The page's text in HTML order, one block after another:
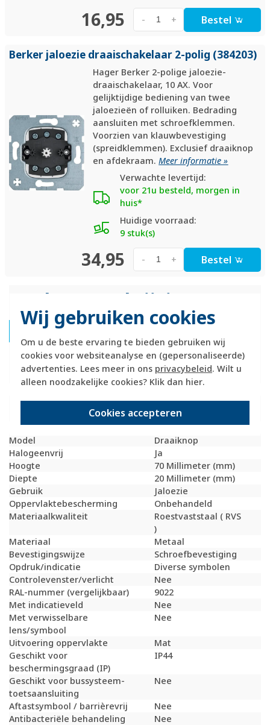
Wij gebruiken cookies
Om u de beste ervaring te bieden gebruiken wij
cookies voor websiteanalyse en (gepersonaliseerde)
advertenties. Lees meer in ons privacybeleid. Wilt u
alleen noodzakelijke cookies? Klik dan hier.
Cookies accepteren
16,95 +
- Bestel
Berker jaloezie draaischakelaar 2-polig (384203)
Hager Berker 2-polige jaloezie-
draaischakelaar, 10 AX. Voor
gelijktijdige bediening van twee
jaloezieën of rolluiken. Bedrading
aansluiten met schroefklemmen.
Voorzien van klauwbevestiging
(spreidklemmen). Exclusief draaiknop
en afdekraam.Meer informatie »
Verwachte levertijd:
voor 21u besteld, morgen in
huis*
Huidige voorraad:
9 stuk(s)
34,95 +
- Bestel
Productomschrijving
Hager Berker 1077710400 Productdatablad
Technische specificaties
Kleur
Roestvaststaal ( RVS
)
Breedte
55 Millimeter (mm)
Model
Draaiknop
Halogeenvrij
Ja
Hoogte
70 Millimeter (mm)
Diepte
20 Millimeter (mm)
Gebruik
Jaloezie
Oppervlaktebescherming
Onbehandeld
Materiaalkwaliteit
Roestvaststaal ( RVS
)
Materiaal
Metaal
Bevestigingswijze
Schroefbevestiging
Opdruk/indicatie
Diverse symbolen
Controlevenster/verlicht
Nee
RAL-nummer (vergelijkbaar)
9022
Met indicatieveld
Nee
Met verwisselbare
lens/symbool
Nee
Uitvoering oppervlakte
Mat
Geschikt voor
beschermingsgraad (IP)
IP44
Geschikt voor bussysteem-
toetsaansluiting
Nee
Aftastsymbool / barrièrevrij
Nee
Antibacteriële behandeling
Nee